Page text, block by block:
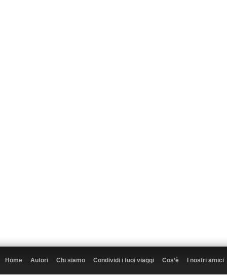
Home Autori Chi siamo Condividi i tuoi viaggi Cos’è I nostri amici